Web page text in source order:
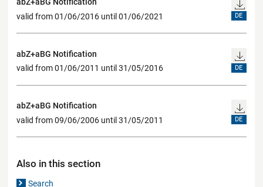
valid from 01/06/2016 until 01/06/2021
DE
abZ+aBG Notification
valid from 01/06/2011 until 31/05/2016
DE
abZ+aBG Notification
valid from 09/06/2006 until 31/05/2011
DE
Also in this section
Search